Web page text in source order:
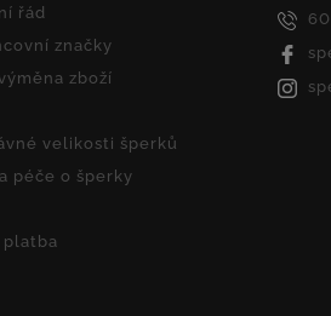
řád
značky
zboží
velikosti šperků
péče o šperky
platba